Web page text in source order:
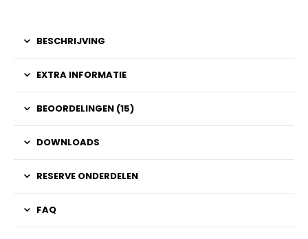
BESCHRIJVING
EXTRA INFORMATIE
BEOORDELINGEN (15)
DOWNLOADS
RESERVE ONDERDELEN
FAQ